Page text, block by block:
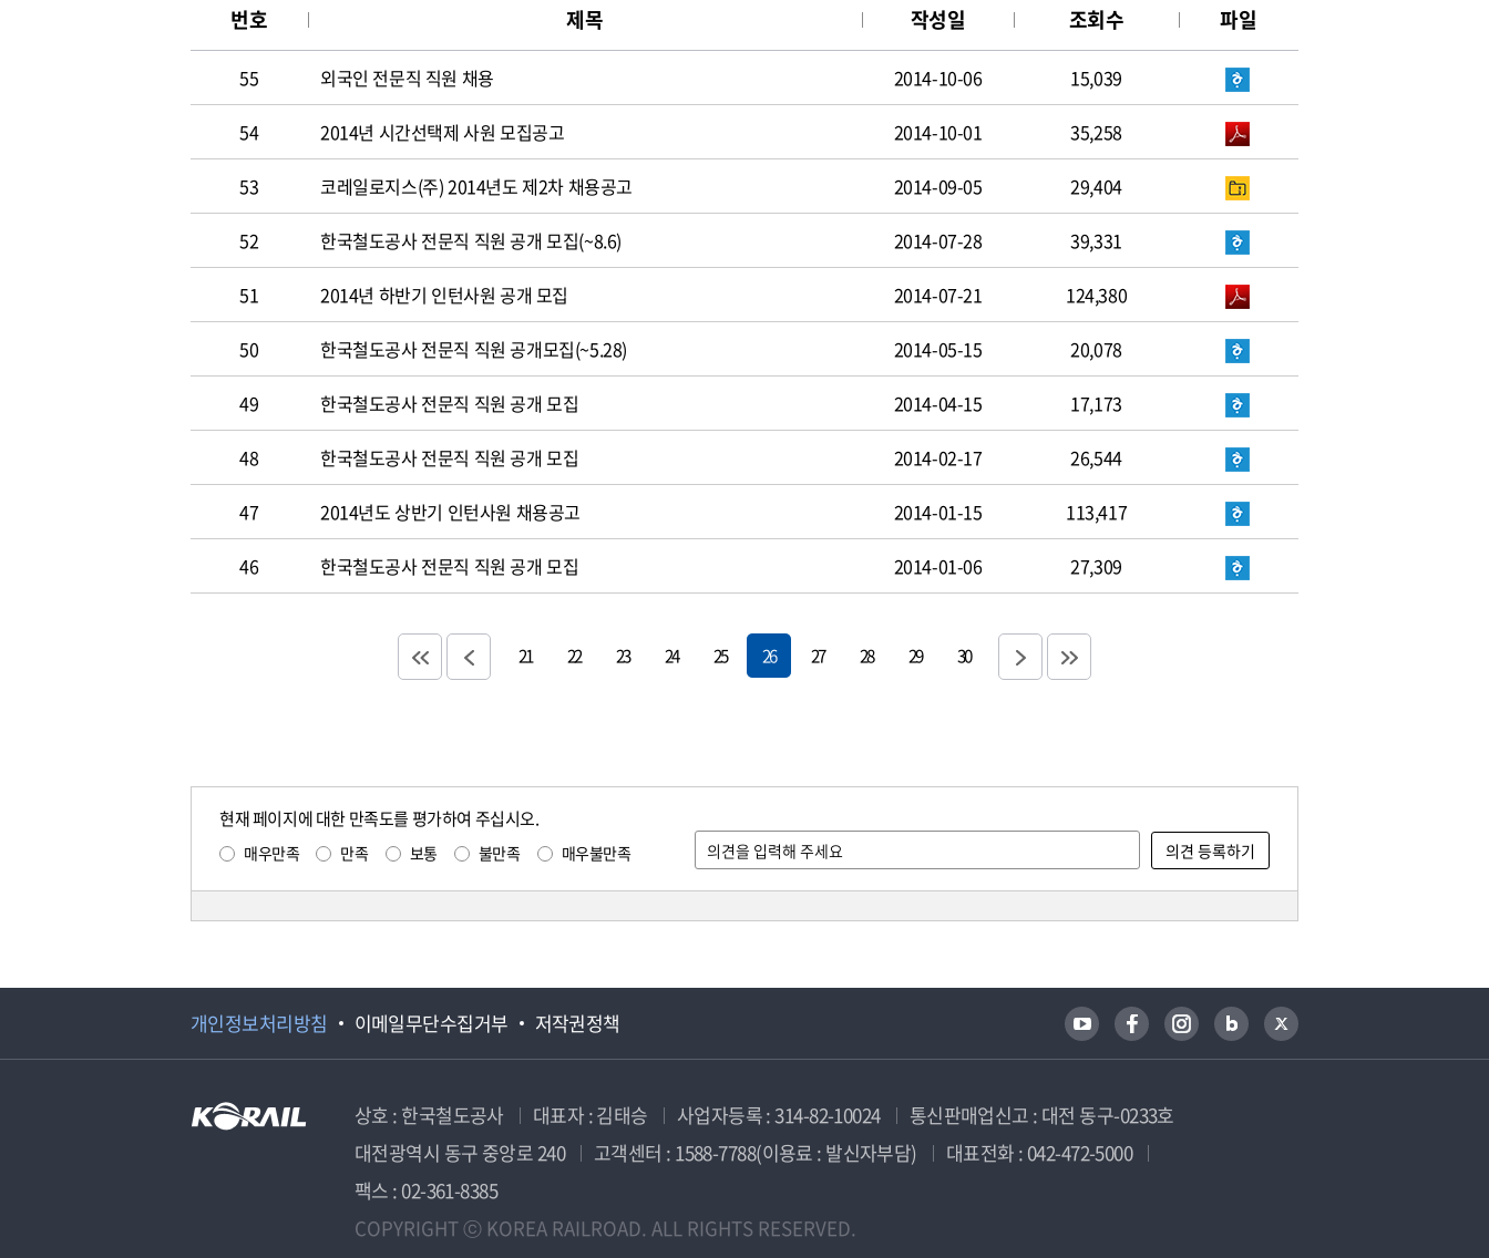
번호 제목 작성일 조회수 파일
55 외국인 전문직 직원 채용 2014-10-06 15,039
54 2014년 시간선택제 사원 모집공고 2014-10-01 35,258
53 코레일로지스(주) 2014년도 제2차 채용공고 2014-09-05 29,404
52 한국철도공사 전문직 직원 공개 모집(~8.6) 2014-07-28 39,331
51 2014년 하반기 인턴사원 공개 모집 2014-07-21 124,380
50 한국철도공사 전문직 직원 공개모집(~5.28) 2014-05-15 20,078
49 한국철도공사 전문직 직원 공개 모집 2014-04-15 17,173
48 한국철도공사 전문직 직원 공개 모집 2014-02-17 26,544
47 2014년도 상반기 인턴사원 채용공고 2014-01-15 113,417
46 한국철도공사 전문직 직원 공개 모집 2014-01-06 27,309
21 22 23 24 25 26 27 28 29 30
현재 페이지에 대한 만족도를 평가하여 주십시오.
매우만족 만족 보통 불만족 매우불만족
개인정보처리방침 이메일무단수집거부 저작권정책
상호 : 한국철도공사 대표자 : 김태승 사업자등록 : 314-82-10024
통신판매업신고 : 대전 동구-0233호
대전광역시 동구 중앙로 240
고객센터 : 1588-7788(이용료 : 발신자부담)
대표전화 : 042-472-5000
팩스 : 02-361-8385
COPYRIGHT ⓒ KOREA RAILROAD. ALL RIGHTS RESERVED.